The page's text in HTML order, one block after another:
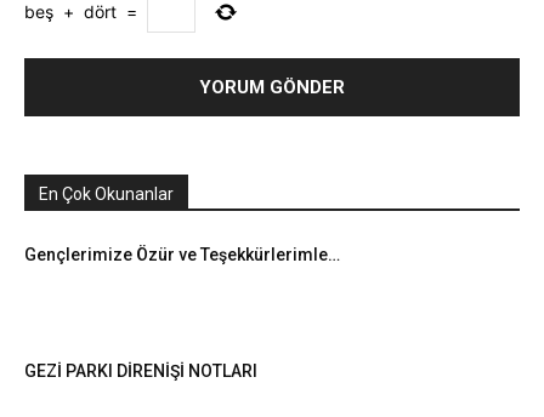
beş + dört =
En Çok Okunanlar
Gençlerimize Özür ve Teşekkürlerimle…
GEZİ PARKI DİRENİŞİ NOTLARI